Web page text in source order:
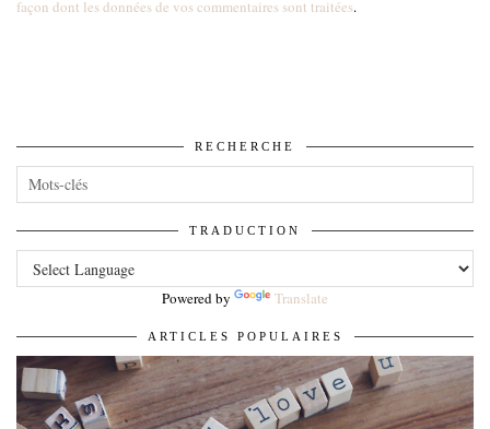
façon dont les données de vos commentaires sont traitées.
RECHERCHE
TRADUCTION
Powered by Translate
ARTICLES POPULAIRES